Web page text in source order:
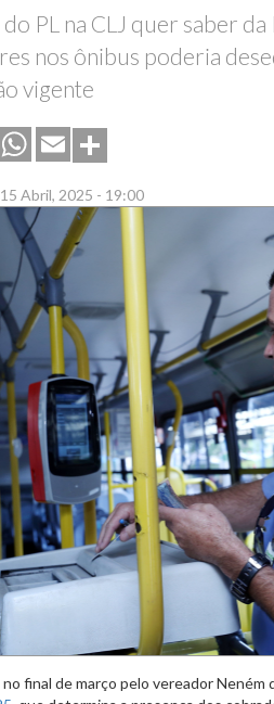
PL na CLJ quer saber
nos ônibus poderia
vigente
TwitterWhatsApp
Email
Abril, 2025 - 19:00
final de março pelo vereador Neném